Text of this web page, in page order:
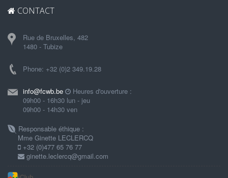
CONTACT
Rue de Bruxelles, 482
1480 - Tubize
Phone: +32 (0)2 349.19.28
info@fcwb.be
Heures d'ouverture :
09h00 - 16h30 lun - jeu
09h00 - 14h30 ven
Responsable éthique :
Mme Ginette LECLERCQ
+32 (0)477 65 76 77
ginette.leclercq@gmail.com